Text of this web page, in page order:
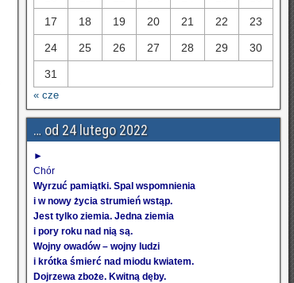
17 18 19 20 21 22 23
24 25 26 27 28 29 30
31
« cze
… od 24 lutego 2022
►
Chór
Wyrzuć pamiątki. Spal wspomnienia
i w nowy życia strumień wstąp.
Jest tylko ziemia. Jedna ziemia
i pory roku nad nią są.
Wojny owadów – wojny ludzi
i krótka śmierć nad miodu kwiatem.
Dojrzewa zboże. Kwitną dęby.